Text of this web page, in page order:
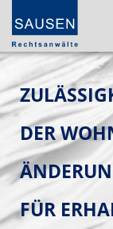
DER
FÜR